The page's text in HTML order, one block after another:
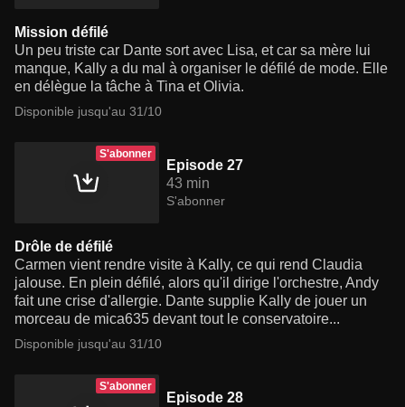
Mission défilé
Un peu triste car Dante sort avec Lisa, et car sa mère lui
manque, Kally a du mal à organiser le défilé de mode. Elle
en délègue la tâche à Tina et Olivia.
Disponible jusqu'au 31/10
S'abonner
Episode 27
43 min
S'abonner
Drôle de défilé
Carmen vient rendre visite à Kally, ce qui rend Claudia
jalouse. En plein défilé, alors qu'il dirige l'orchestre, Andy
fait une crise d'allergie. Dante supplie Kally de jouer un
morceau de mica635 devant tout le conservatoire...
Disponible jusqu'au 31/10
S'abonner
Episode 28